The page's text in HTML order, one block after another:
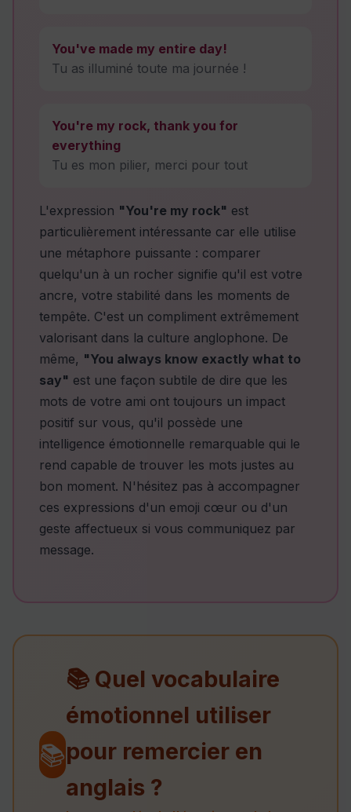
You've made my entire day!
Tu as illuminé toute ma journée !
You're my rock, thank you for
everything
Tu es mon pilier, merci pour tout
L'expression "You're my rock" est
particulièrement intéressante car elle utilise
une métaphore puissante : comparer
quelqu'un à un rocher signifie qu'il est votre
ancre, votre stabilité dans les moments de
tempête. C'est un compliment extrêmement
valorisant dans la culture anglophone. De
même, "You always know exactly what to
say" est une façon subtile de dire que les
mots de votre ami ont toujours un impact
positif sur vous, qu'il possède une
intelligence émotionnelle remarquable qui le
rend capable de trouver les mots justes au
bon moment. N'hésitez pas à accompagner
ces expressions d'un emoji cœur ou d'un
geste affectueux si vous communiquez par
message.
📚
📚 Quel vocabulaire
émotionnel utiliser
pour remercier en
anglais ?